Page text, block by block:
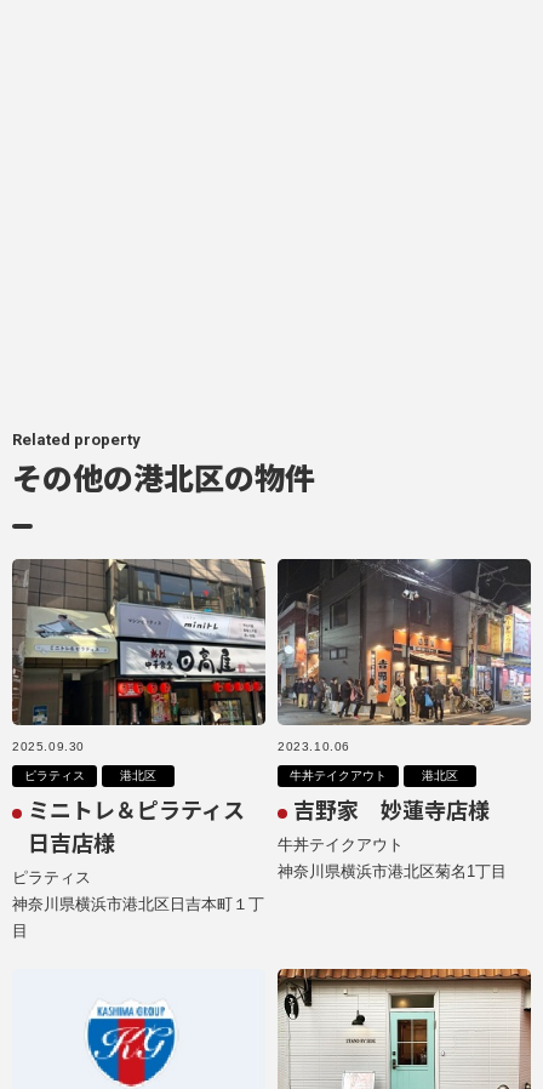
Related property
その他の港北区の物件
2025.09.30
ピラティス 港北区
ミニトレ＆ピラティス
日吉店様
ピラティス
神奈川県横浜市港北区日吉本町１丁
目
2023.10.06
牛丼テイクアウト 港北区
吉野家 妙蓮寺店様
牛丼テイクアウト
神奈川県横浜市港北区菊名1丁目